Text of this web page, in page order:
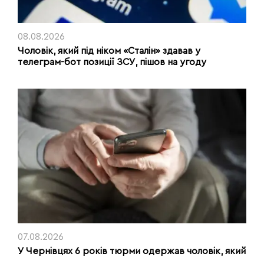
08.08.2026
Чоловік, який під ніком «Сталін» здавав у
телеграм-бот позиції ЗСУ, пішов на угоду
07.08.2026
У Чернівцях 6 років тюрми одержав чоловік, який